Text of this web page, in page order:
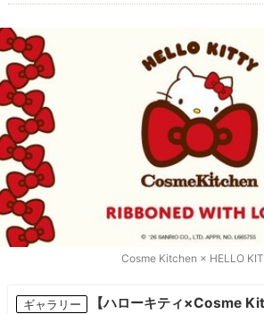
Cosme Kitchen × HELLO
ギャラリー
【ハローキティ×Cosme